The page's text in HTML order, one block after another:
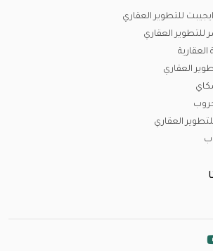
يوجد لدينا (شقق-فيلات مستقلة-تاون
هاوس -شاليهات سياحية - ستوديوهات -
دوبليكسات -بنتهاوس-وود هاوس )
تجارية - محلات تجارية- عيادات طبية
للتطوير العقاري
للتطوير العقاري
العقارية
العقاري
العقاري